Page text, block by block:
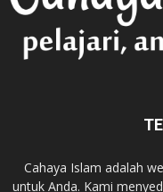
Cahaya Islam adalah
untuk Anda. Kami